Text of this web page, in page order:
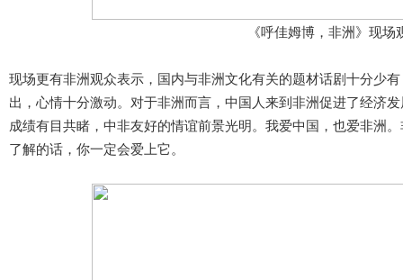
《呼佳姆博，非洲》现场
现场更有非洲观众表示，国内与非洲文化有关的题材话剧十分少
出，心情十分激动。对于非洲而言，中国人来到非洲促进了经济
成绩有目共睹，中非友好的情谊前景光明。我爱中国，也爱非洲
了解的话，你一定会爱上它。